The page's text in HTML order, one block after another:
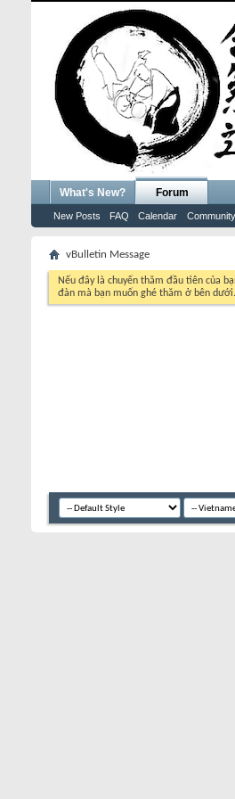
What's New? Forum
New Posts FAQ Calendar Community
vBulletin Message
Nếu đây là chuyến thăm đầu tiên của
đàn mà bạn muốn ghé thăm ở bên dưới.